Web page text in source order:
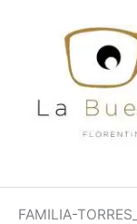
FAMILIA-